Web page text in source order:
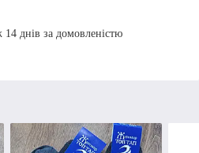
днів за домовленістю